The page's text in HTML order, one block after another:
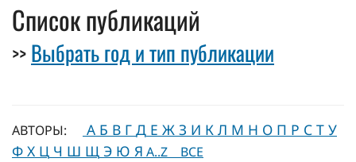
Список публикаций
>>Выбрать год и тип публикации
АВТОРЫ: А Б В Г Д Е Ж З И К Л М Н О П Р С Т У
Ф Х Ц Ч Ш Щ Э Ю Я A..Z ВСЕ